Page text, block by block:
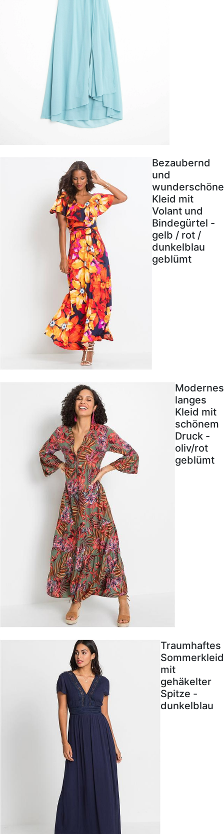
Bezaubernd
und
wunderschöne
Kleid mit
Volant und
Bindegürtel -
gelb / rot /
dunkelblau
geblümt
Modernes
langes
Kleid mit
schönem
Druck -
oliv/rot
geblümt
Traumhaftes
Sommerkleid
mit
gehäkelter
Spitze -
dunkelblau